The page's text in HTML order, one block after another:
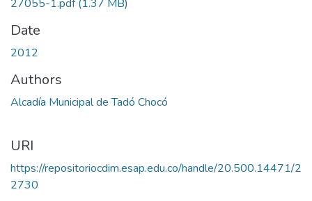
27055-1.pdf(1.37 MB)
Date
2012
Authors
Alcadía Municipal de Tadó Chocó
URI
https://repositoriocdim.esap.edu.co/handle/20.500.14471/2
2730